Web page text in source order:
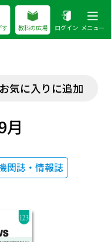
す 教科の広場 ログイン メニュー
お気に入りに追加
関誌・情報誌